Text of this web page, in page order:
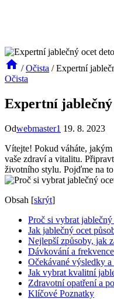
/ Očista / Expertní
Očista
Expertní
Odwebmaster1 19. 8. 2023
Vítejte! Pokud váháte,
vaše zdraví a vitalitu.
životního stylu. Pojďme na
Obsah [skrýt]
Proč si vybrat
Jak jablečný ocet
Nejlepší způsoby, jak
Dávkování a
Očekávané výsledky
Jak vybrat kvalitní
Zdravotní opatření a
Klíčové Poznatky